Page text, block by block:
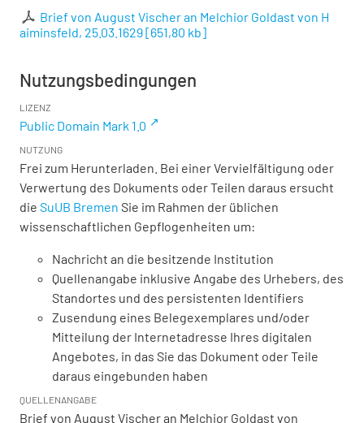
Brief von August Vischer an Melchior Goldast von H
aiminsfeld, 25.03.1629[651,80 kb]
Nutzungsbedingungen
LIZENZ
Public Domain Mark 1.0
NUTZUNG
Frei zum Herunterladen. Bei einer Vervielfältigung oder
Verwertung des Dokuments oder Teilen daraus ersucht
die SuUB Bremen Sie im Rahmen der üblichen
wissenschaftlichen Gepflogenheiten um:
Nachricht an die besitzende Institution
Quellenangabe inklusive Angabe des Urhebers, des
Standortes und des persistenten Identifiers
Zusendung eines Belegexemplares und/oder
Mitteilung der Internetadresse Ihres digitalen
Angebotes, in das Sie das Dokument oder Teile
daraus eingebunden haben
QUELLENANGABE
Brief von August Vischer an Melchior Goldast von